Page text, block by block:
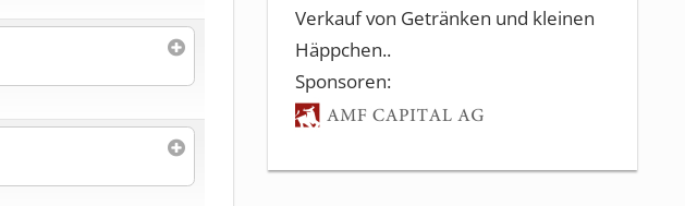
Verkauf von Getränken und kleinen
Häppchen..
Sponsoren: